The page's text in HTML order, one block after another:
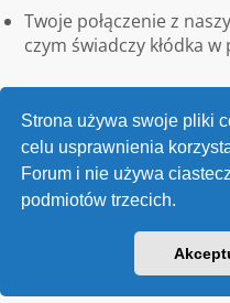
Strona używa swoje pliki
celu usprawnienia
Forum i nie używa
podmiotów trzecich.
Twoje połączenie z
czym świadczy kłódka